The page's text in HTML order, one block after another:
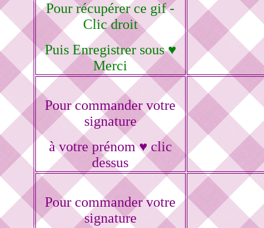
Pour récupérer ce gif -
Clic droit
Puis Enregistrer sous ♥
Merci
Pour commander votre
signature
à votre prénom ♥ clic
dessus
Pour commander votre
signature